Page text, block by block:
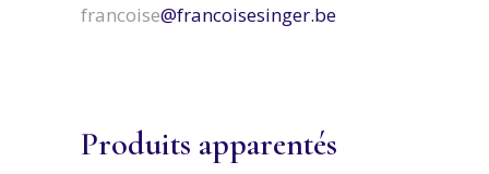
francoise@francoisesinger.be
Produits apparentés